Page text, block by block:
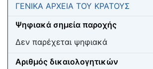
ΓΕΝΙΚΑ ΑΡΧΕΙΑ ΤΟΥ ΚΡΑΤΟΥΣ
Ψηφιακά σημεία παροχής
Δεν παρέχεται ψηφιακά
Αριθμός δικαιολογητικών